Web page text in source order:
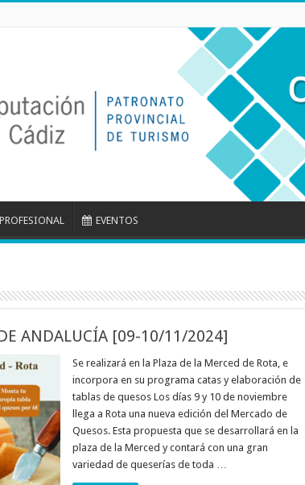
EVENTOS
ANDALUCÍA [09-10/11/2024]
Se realizará en la Plaza de la Merced de Rota, e
incorpora en su programa catas y elaboración de
tablas de quesos Los días 9 y 10 de noviembre
llega a Rota una nueva edición del Mercado de
Quesos. Esta propuesta que se desarrollará en la
plaza de la Merced y contará con una gran
variedad de queserías de toda …